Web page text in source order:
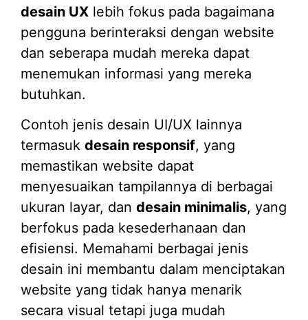
desain UX lebih fokus pada bagaimana
pengguna berinteraksi dengan website
dan seberapa mudah mereka dapat
menemukan informasi yang mereka
butuhkan.
Contoh jenis desain UI/UX lainnya
termasuk desain responsif, yang
memastikan website dapat
menyesuaikan tampilannya di berbagai
ukuran layar, dan desain minimalis, yang
berfokus pada kesederhanaan dan
efisiensi. Memahami berbagai jenis
desain ini membantu dalam menciptakan
website yang tidak hanya menarik
secara visual tetapi juga mudah